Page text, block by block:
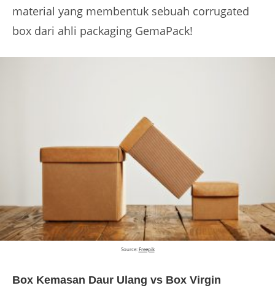
material yang membentuk sebuah corrugated
box dari ahli packaging GemaPack!
Source: Freepik
Box Kemasan Daur Ulang vs Box Virgin